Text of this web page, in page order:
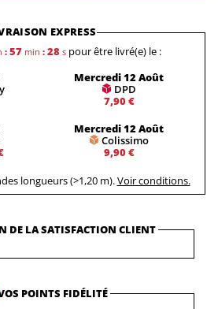
EXPRESS
: 57min : 28s pour être livré(e) le :
Mercredi 12 Août
DPD
7,90 €
Mercredi 12 Août
Colissimo
9,90 €
longueurs (>1,20 m).Voir conditions.
DE LA SATISFACTION CLIENT
POINTS FIDÉLITÉ